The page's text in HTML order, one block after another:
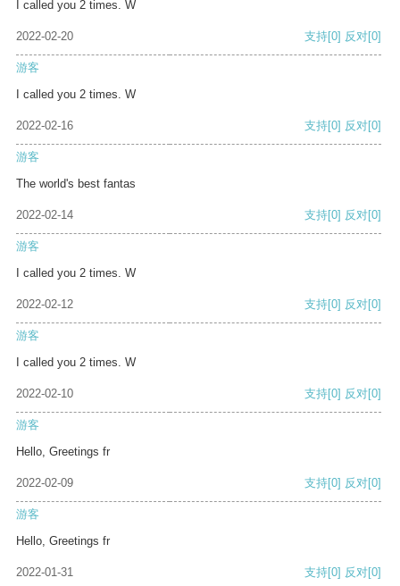
I called you 2 times. W
2022-02-20 支持[0] 反对[0]
游客
I called you 2 times. W
2022-02-16 支持[0] 反对[0]
游客
The world's best fantas
2022-02-14 支持[0] 反对[0]
游客
I called you 2 times. W
2022-02-12 支持[0] 反对[0]
游客
I called you 2 times. W
2022-02-10 支持[0] 反对[0]
游客
Hello, Greetings fr
2022-02-09 支持[0] 反对[0]
游客
Hello, Greetings fr
2022-01-31 支持[0] 反对[0]